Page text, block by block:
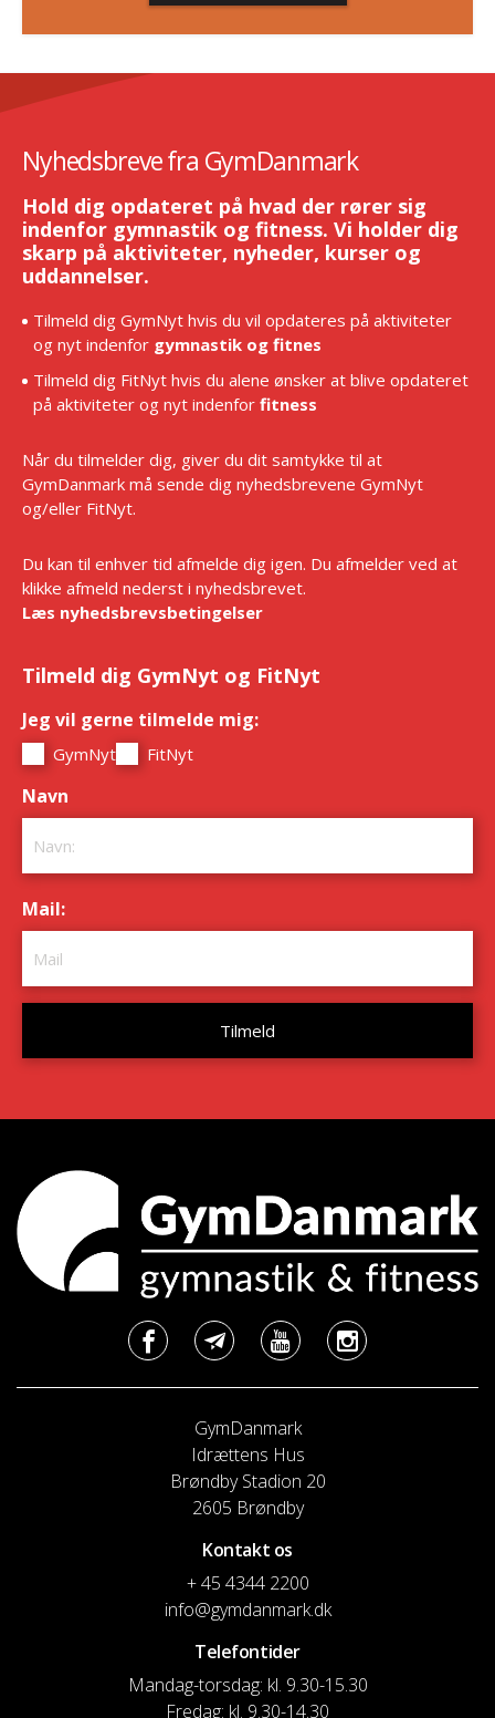
Nyhedsbreve fra GymDanmark
Hold dig opdateret på hvad der rører sig
indenfor gymnastik og fitness. Vi holder dig
skarp på aktiviteter, nyheder, kurser og
uddannelser.
Tilmeld dig GymNyt hvis du vil opdateres på aktiviteter
og nyt indenfor gymnastik og fitnes
Tilmeld dig FitNyt hvis du alene ønsker at blive opdateret
på aktiviteter og nyt indenfor fitness
Når du tilmelder dig, giver du dit samtykke til at
GymDanmark må sende dig nyhedsbrevene GymNyt
og/eller FitNyt.
Du kan til enhver tid afmelde dig igen. Du afmelder ved at
klikke afmeld nederst i nyhedsbrevet.
Læs nyhedsbrevsbetingelser
Tilmeld dig GymNyt og FitNyt
Jeg vil gerne tilmelde mig:
GymNyt FitNyt
Navn
Mail:
GymDanmark
Idrættens Hus
Brøndby Stadion 20
2605 Brøndby
Kontakt os
+ 45 4344 2200
info@gymdanmark.dk
Telefontider
Mandag-torsdag: kl. 9.30-15.30
Fredag: kl. 9.30-14.30